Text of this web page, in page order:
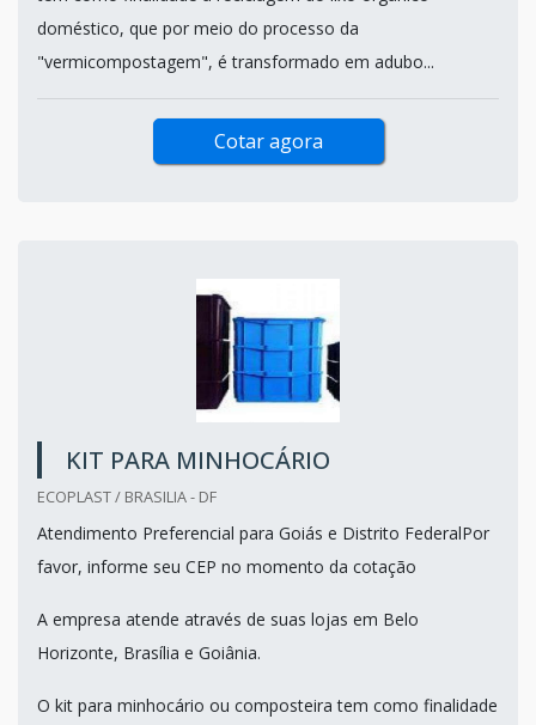
doméstico, que por meio do processo da
"vermicompostagem", é transformado em adubo...
Cotar agora
KIT PARA MINHOCÁRIO
ECOPLAST / BRASILIA - DF
Atendimento Preferencial para Goiás e Distrito FederalPor
favor, informe seu CEP no momento da cotação
A empresa atende através de suas lojas em Belo
Horizonte, Brasília e Goiânia.
O kit para minhocário ou composteira tem como finalidade